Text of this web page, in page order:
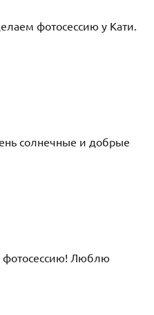
фотосессию у Кати.
солнечные и добрые
фотосессию! Люблю